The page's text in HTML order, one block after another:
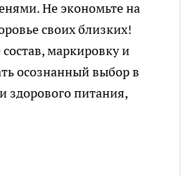
Не экономьте на
своих близких!
маркировку и
осознанный выбор в
здорового питания,